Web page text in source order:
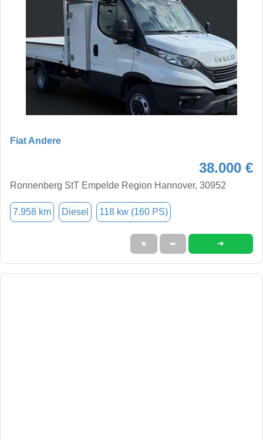
Fiat Andere
38.000 €
Ronnenberg StT Empelde Region Hannover, 30952
7.958 km Diesel 118 kw (160 PS)
★ ➦ ➜